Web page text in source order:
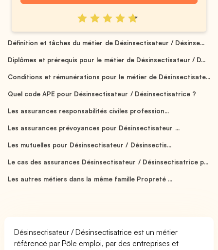
Définition et tâches du métier de Désinsectisateur / Désinse...
Diplômes et prérequis pour le métier de Désinsectisateur / D...
Conditions et rémunérations pour le métier de Désinsectisate...
Quel code APE pour Désinsectisateur / Désinsectisatrice ?
Les assurances responsabilités civiles profession...
Les assurances prévoyances pour Désinsectisateur ...
Les mutuelles pour Désinsectisateur / Désinsectis...
Le cas des assurances Désinsectisateur / Désinsectisatrice p...
Les autres métiers dans la même famille Propreté ...
Désinsectisateur / Désinsectisatrice est un métier
référencé par Pôle emploi, par des entreprises et